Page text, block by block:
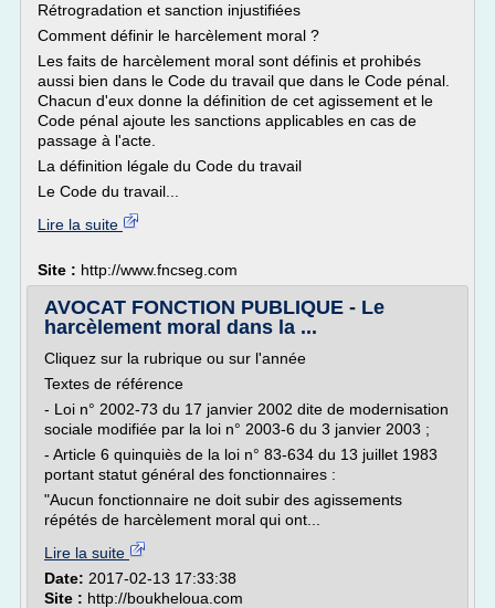
Rétrogradation et sanction injustifiées
Comment définir le harcèlement moral ?
Les faits de harcèlement moral sont définis et prohibés
aussi bien dans le Code du travail que dans le Code pénal.
Chacun d'eux donne la définition de cet agissement et le
Code pénal ajoute les sanctions applicables en cas de
passage à l'acte.
La définition légale du Code du travail
Le Code du travail...
Lire la suite
Site : http://www.fncseg.com
AVOCAT FONCTION PUBLIQUE - Le
harcèlement moral dans la ...
Cliquez sur la rubrique ou sur l'année
Textes de référence
- Loi n° 2002-73 du 17 janvier 2002 dite de modernisation
sociale modifiée par la loi n° 2003-6 du 3 janvier 2003 ;
- Article 6 quinquiès de la loi n° 83-634 du 13 juillet 1983
portant statut général des fonctionnaires :
"Aucun fonctionnaire ne doit subir des agissements
répétés de harcèlement moral qui ont...
Lire la suite
Date: 2017-02-13 17:33:38
Site : http://boukheloua.com